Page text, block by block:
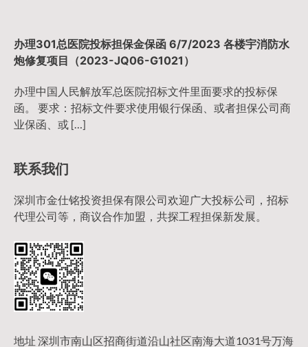
办理301总医院投标担保金保函 6/7/2023 各楼宇消防水
炮修复项目（2023-JQ06-G1021）
办理中国人民解放军总医院招标文件里面要求的投标保
函。 要求：招标文件要求使用银行保函、或者担保公司商
业保函、或 […]
联系我们
深圳市金仕铭投资担保有限公司欢迎广大投标公司，招标
代理公司等，商议合作加盟，共探工程担保新发展。
地址 深圳市南山区招商街道沿山社区南海大道1031号万海